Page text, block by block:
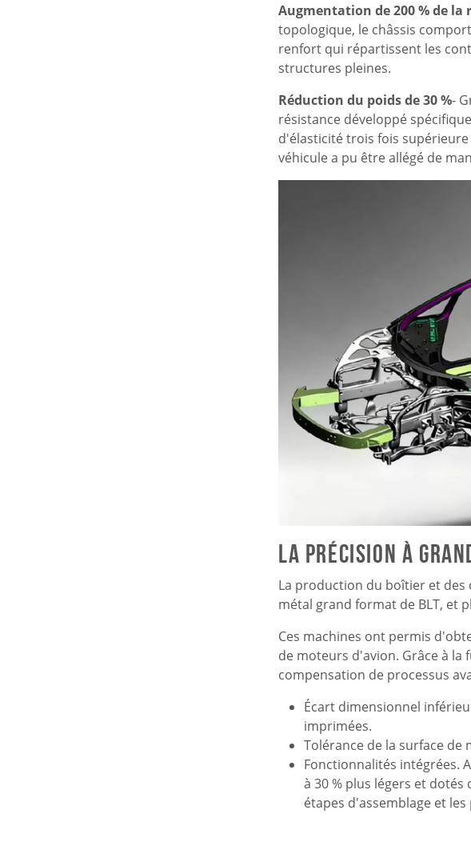
Augmentation de 200 % de
topologique, le châssis
renfort qui répartissent les
structures pleines.
Réduction du poids de 30 %-
résistance développé
d'élasticité trois fois
véhicule a pu être allégé de
La précision à
La production du boîtier et des
métal grand format de BLT, et
Ces machines ont permis
de moteurs d'avion. Grâce à la
compensation de processus
Écart dimensionnel
imprimées.
Tolérance de la surface de
Fonctionnalités intégrées.
à 30 % plus légers et
étapes d'assemblage et